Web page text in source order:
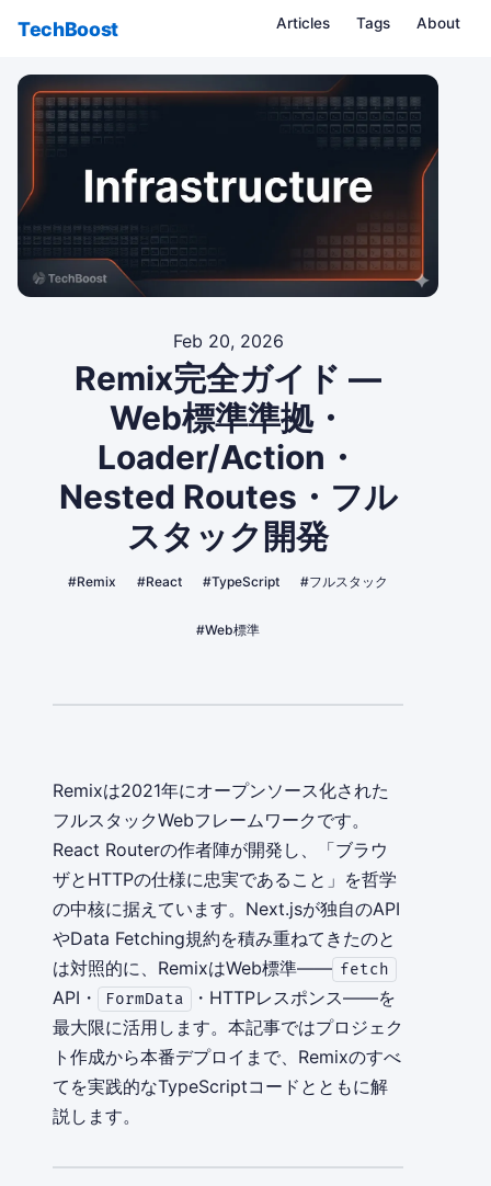
TechBoost Articles Tags About
Feb 20, 2026
Remix完全ガイド —
Web標準準拠・
Loader/Action・
Nested Routes・フル
スタック開発
#Remix #React #TypeScript #フルスタック
#Web標準
Remixは2021年にオープンソース化された
フルスタックWebフレームワークです。
React Routerの作者陣が開発し、「ブラウ
ザとHTTPの仕様に忠実であること」を哲学
の中核に据えています。Next.jsが独自のAPI
やData Fetching規約を積み重ねてきたのと
は対照的に、RemixはWeb標準—— fetch
API・ FormData
・HTTPレスポンス——を
最大限に活用します。本記事ではプロジェク
ト作成から本番デプロイまで、Remixのすべ
てを実践的なTypeScriptコードとともに解
説します。